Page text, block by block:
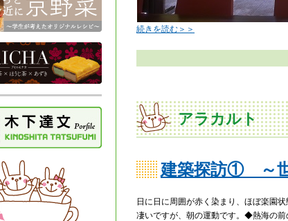
続きを読む＞＞
アラカルト
建築探訪① ～世
日に日に周囲が赤く染まり、ほぼ楽園
凄いですが、朝の運動です。◆熱海の